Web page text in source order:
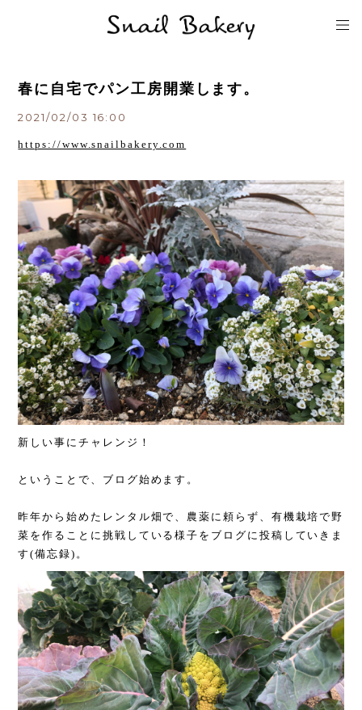
春に自宅でパン工房開業します。
2021/02/03 16:00
https://www.snailbakery.com
新しい事にチャレンジ！
ということで、ブログ始めます。
昨年から始めたレンタル畑で、農薬に頼らず、有機栽培で野
菜を作ることに挑戦している様子をブログに投稿していきま
す(備忘録)。